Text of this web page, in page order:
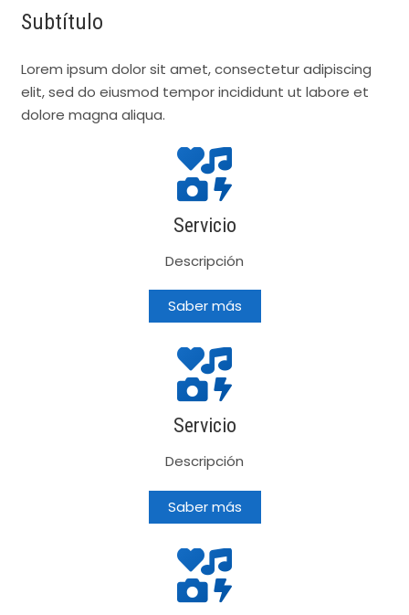
Subtítulo
Lorem ipsum dolor sit amet, consectetur adipiscing
elit, sed do eiusmod tempor incididunt ut labore et
dolore magna aliqua.
Servicio
Descripción
Saber más
Servicio
Descripción
Saber más